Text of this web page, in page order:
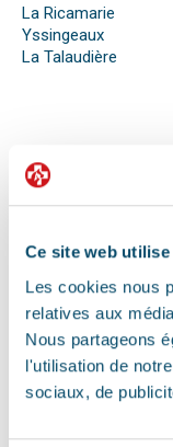
Ce site web
Les cookies nous
relatives aux
Nous partageons
l'utilisation de
sociaux, de
La Ricamarie
Yssingeaux
La Talaudière
QUE FAIRE EN
Face à son animal
peuvent être
Ainsi, le premier
contacter le
vétérinaire la plus
également de ne
sécurité de votre
Pour pouvoir
signaux. Tout